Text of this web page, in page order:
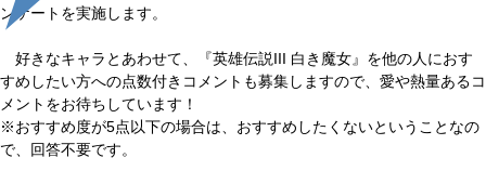
ンケートを実施します。
好きなキャラとあわせて、『英雄伝説III 白き魔女』を他の人におす
すめしたい方への点数付きコメントも募集しますので、愛や熱量あるコ
メントをお待ちしています！
※おすすめ度が5点以下の場合は、おすすめしたくないということなの
で、回答不要です。